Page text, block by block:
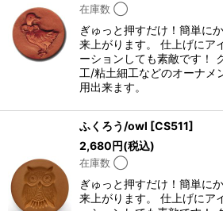
在庫数 ◯
ぎゅっと押すだけ！簡単に
来上がります。 仕上げにア
ーションしても素敵です！
工/粘土細工などのオーナメ
用出来ます。
ふくろう/owl [CS511]
2,680円(税込)
在庫数 ◯
ぎゅっと押すだけ！簡単に
来上がります。 仕上げにア